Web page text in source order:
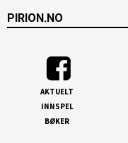
PIRION.NO
AKTUELT
INNSPEL
BØKER